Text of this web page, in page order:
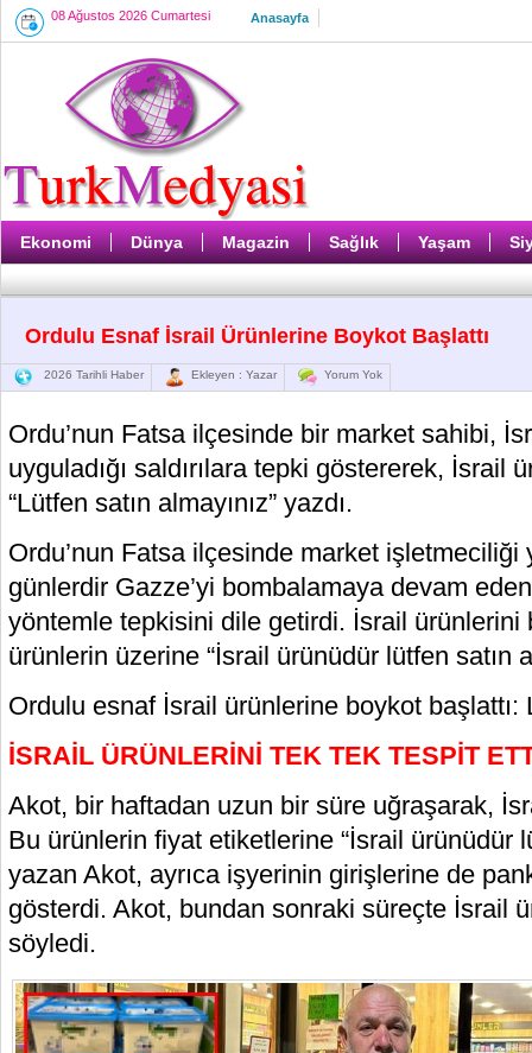
08 Ağustos 2026 Cumartesi Anasayfa
Ekonomi Dünya Magazin Sağlık Yaşam
Ordulu Esnaf İsrail Ürünlerine Boykot Başlattı
2026 Tarihli Haber Ekleyen : Yazar Yorum Yok
Ordu’nun Fatsa ilçesinde bir market sahibi,
uyguladığı saldırılara tepki göstererek, İsrail
“Lütfen satın almayınız” yazdı.
Ordu’nun Fatsa ilçesinde market
günlerdir Gazze’yi bombalamaya devam
yöntemle tepkisini dile getirdi. İsrail ürünlerini
ürünlerin üzerine “İsrail ürünüdür lütfen satın
Ordulu esnaf İsrail ürünlerine boykot başlattı:
İSRAİL ÜRÜNLERİNİ TEK TEK TESPİT
Akot, bir haftadan uzun bir süre uğraşarak,
Bu ürünlerin fiyat etiketlerine “İsrail ürünüdür
yazan Akot, ayrıca işyerinin girişlerine de
gösterdi. Akot, bundan sonraki süreçte İsrail
söyledi.